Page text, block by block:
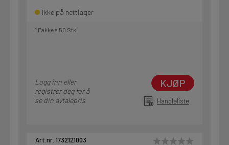
Ikke på nettlager
1 Pakke a 50 Stk
Logg inn eller
registrer deg for å
se din avtalepris
KJØP
Handleliste
Art.nr. 1732121003